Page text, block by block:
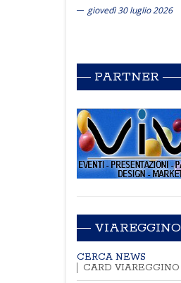
giovedì 30 luglio 2026
PARTNER
VIAREGGINO
CERCA NEWS
CARD VIAREGGINO